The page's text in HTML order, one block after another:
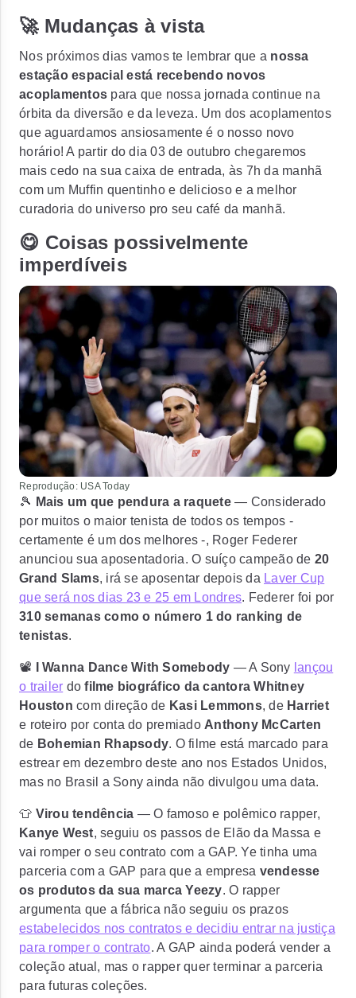
🚀 Mudanças à vista
Nos próximos dias vamos te lembrar que a nossa
estação espacial está recebendo novos
acoplamentos para que nossa jornada continue na
órbita da diversão e da leveza. Um dos acoplamentos
que aguardamos ansiosamente é o nosso novo
horário! A partir dodia 03 de outubro chegaremos
mais cedo na sua caixa de entrada, às 7h da manhã
com um Muffin quentinho e delicioso e a melhor
curadoria do universo pro seu café da manhã.
😋 Coisas possivelmente
imperdíveis
Reprodução: USA Today
🎾 Mais um que pendura a raquete — Considerado
por muitos o maior tenista de todos os tempos -
certamente é um dos melhores -, Roger Federer
anunciou sua aposentadoria. O suíço campeão de 20
Grand Slams, irá se aposentar depois da Laver Cup
que será nos dias 23 e 25 em Londres. Federer foi por
310 semanas como o número 1 do ranking de
tenistas.
📽️ I Wanna Dance With Somebody — A Sony lançou
o trailer dofilme biográfico da cantora Whitney
Houston com direção de Kasi Lemmons, de Harriet
e roteiro por conta do premiado Anthony McCarten
de Bohemian Rhapsody. O filme está marcado para
estrear em dezembro deste ano nos Estados Unidos,
mas no Brasil a Sony ainda não divulgou uma data.
👕 Virou tendência — O famoso e polêmico rapper,
Kanye West, seguiu os passos de Elão da Massa e
vai romper o seu contrato com a GAP. Ye tinha uma
parceria com a GAP para que a empresa vendesse
os produtos da sua marca Yeezy. O rapper
argumenta que a fábrica não seguiu os prazos
estabelecidos nos contratos e decidiu entrar na justiça
para romper o contrato. A GAP ainda poderá vender a
coleção atual, mas o rapper quer terminar a parceria
para futuras coleções.